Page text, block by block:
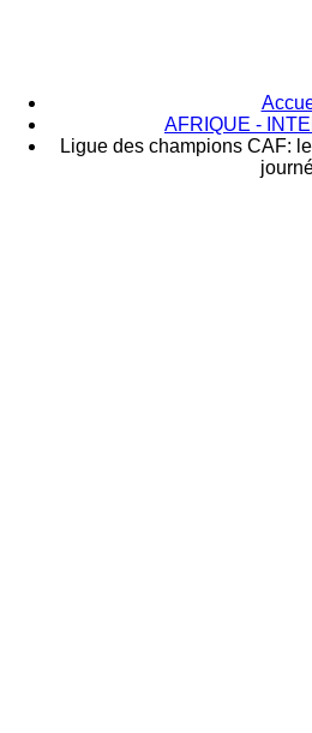
AFRIQUE -
Ligue des champions CAF: